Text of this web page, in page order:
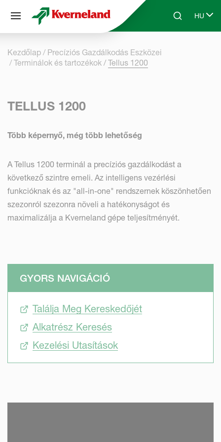
Skip to main contentSearchHU
Select
Kezdőlap
Precíziós Gazdálkodás Eszközei
Terminálok és tartozékok
Tellus 1200
TELLUS 1200
Több képernyő, még több lehetőség
A Tellus 1200 terminál a precíziós gazdálkodást a
következő szintre emeli. Az intelligens vezérlési
funkcióknak és az "all-in-one" rendszernek köszönhetően
szezonról szezonra növeli a hatékonyságot és
maximalizálja a Kverneland gépe teljesítményét.
GYORS NAVIGÁCIÓ
Találja Meg Kereskedőjét
Alkatrész Keresés
Kezelési Utasítások
Süti preferenciák